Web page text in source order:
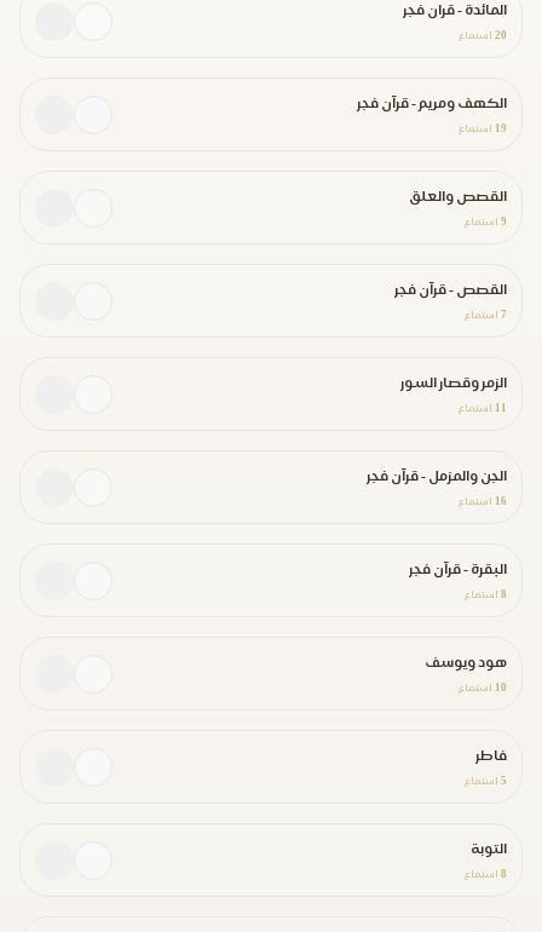
المائدة - قران فجر
20 استماع
الكهف ومريم - قرآن فجر
19 استماع
القصص والعلق
9 استماع
القصص - قرآن فجر
7 استماع
الزمر وقصار السور
11 استماع
الجن والمزمل - قرآن فجر
16 استماع
البقرة - قرآن فجر
8 استماع
هود ويوسف
10 استماع
فاطر
5 استماع
التوبة
8 استماع